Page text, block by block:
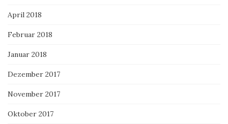
April 2018
Februar 2018
Januar 2018
Dezember 2017
November 2017
Oktober 2017